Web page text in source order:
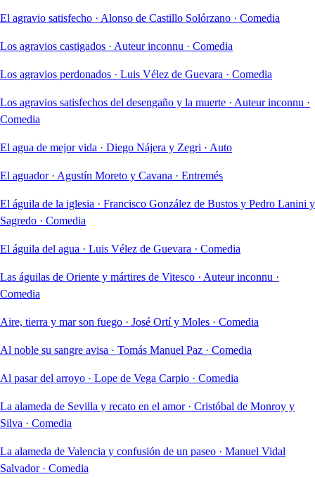
El agravio satisfecho · Alonso de Castillo Solórzano · Comedia
Los agravios castigados · Auteur inconnu · Comedia
Los agravios perdonados · Luis Vélez de Guevara · Comedia
Los agravios satisfechos del desengaño y la muerte · Auteur inconnu ·
Comedia
El agua de mejor vida · Diego Nájera y Zegri · Auto
El aguador · Agustín Moreto y Cavana · Entremés
El águila de la iglesia · Francisco González de Bustos y Pedro Lanini y
Sagredo · Comedia
El águila del agua · Luis Vélez de Guevara · Comedia
Las águilas de Oriente y mártires de Vitesco · Auteur inconnu ·
Comedia
Aire, tierra y mar son fuego · José Ortí y Moles · Comedia
Al noble su sangre avisa · Tomás Manuel Paz · Comedia
Al pasar del arroyo · Lope de Vega Carpio · Comedia
La alameda de Sevilla y recato en el amor · Cristóbal de Monroy y
Silva · Comedia
La alameda de Valencia y confusión de un paseo · Manuel Vidal
Salvador · Comedia